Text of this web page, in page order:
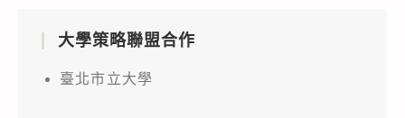
大學策略聯盟合作
臺北市立大學